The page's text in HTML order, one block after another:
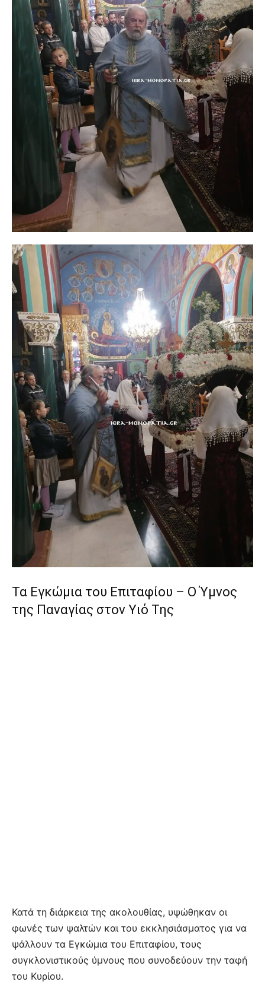
Τα Εγκώμια του Επιταφίου – Ο Ύμνος
της Παναγίας στον Υιό Της
Κατά τη διάρκεια της ακολουθίας, υψώθηκαν οι
φωνές των ψαλτών και του εκκλησιάσματος για να
ψάλλουν τα Εγκώμια του Επιταφίου, τους
συγκλονιστικούς ύμνους που συνοδεύουν την ταφή
του Κυρίου.